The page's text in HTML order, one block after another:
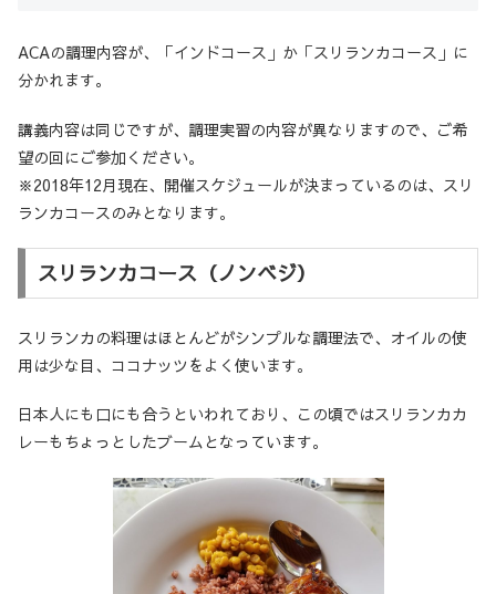
ACAの調理内容が、「インドコース」か「スリランカコース」に
分かれます。
講義内容は同じですが、調理実習の内容が異なりますので、ご希
望の回にご参加ください。
※2018年12月現在、開催スケジュールが決まっているのは、スリ
ランカコースのみとなります。
スリランカコース（ノンベジ）
スリランカの料理はほとんどがシンプルな調理法で、オイルの使
用は少な目、ココナッツをよく使います。
日本人にも口にも合うといわれており、この頃ではスリランカカ
レーもちょっとしたブームとなっています。